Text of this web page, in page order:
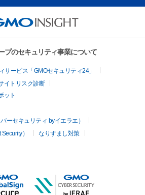
プのセキュリティ事業について
ービス「GMOセキュリティ24」
イトリスク診断
ット
ーセキュリティ byイエラエ）
）
なりすまし対策